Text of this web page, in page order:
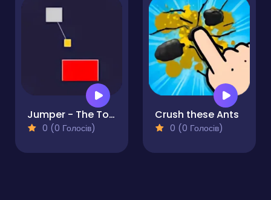
Jumper - The Tower Destroyer
0 (0 Голосів)
Crush these Ants
0 (0 Голосів)